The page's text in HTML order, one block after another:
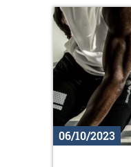
06/10/2023